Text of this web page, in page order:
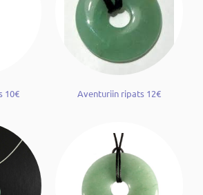
10€ Aventuriin ripats 12€